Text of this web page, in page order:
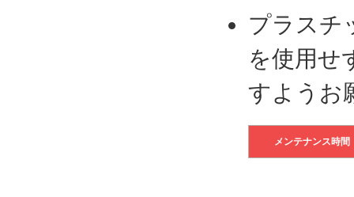
プラスチ
を使用せ
すようお
メンテナンス時間